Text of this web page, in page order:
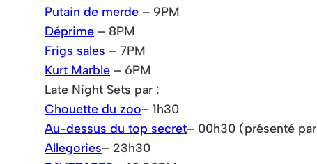
Putain de merde – 9PM
Déprime – 8PM
Frigs sales – 7PM
Kurt Marble – 6PM
Late Night Sets par :
Chouette du zoo– 1h30
Au-dessus du top secret– 00h30 (présenté par
Allegories– 23h30